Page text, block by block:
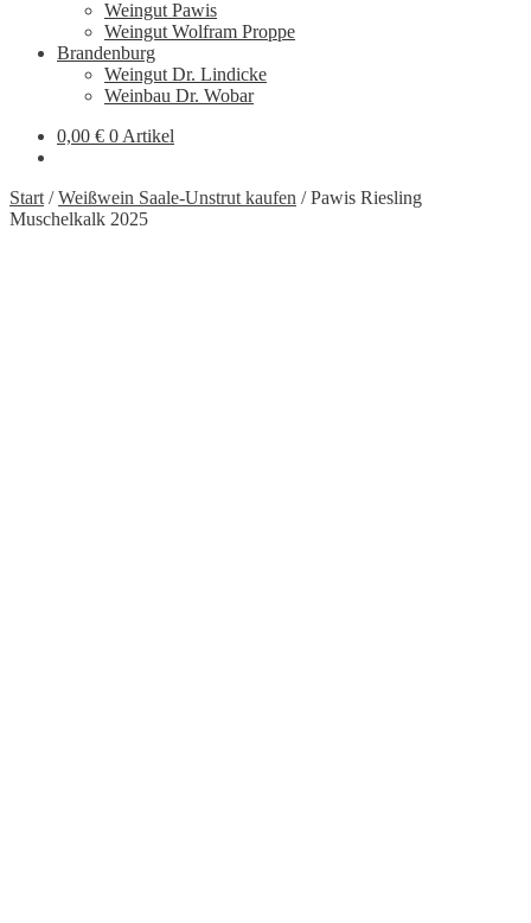
Weingut Pawis
Weingut Wolfram Proppe
Brandenburg
Weingut Dr. Lindicke
Weinbau Dr. Wobar
0,00 € 0 Artikel
Start /Weißwein Saale-Unstrut kaufen /Pawis Riesling
Muschelkalk 2025